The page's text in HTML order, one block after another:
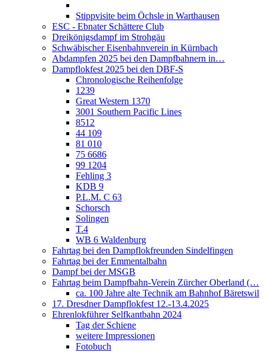
Stippvisite beim Öchsle in Warthausen
ESC - Ebnater Schättere Club
Dreikönigsdampf im Strohgäu
Schwäbischer Eisenbahnverein in Kürnbach
Abdampfen 2025 bei den Dampfbahnern in…
Dampflokfest 2025 bei den DBF-S
Chronologische Reihenfolge
1239
Great Western 1370
3001 Southern Pacific Lines
8512
44 109
81 010
75 6686
99 1204
Fehling 3
KDB 9
P.L.M. C 63
Schorsch
Solingen
T.4
WB 6 Waldenburg
Fahrtag bei den Dampflokfreunden Sindelfingen
Fahrtag bei der Emmentalbahn
Dampf bei der MSGB
Fahrtag beim Dampfbahn-Verein Zürcher Oberland (…
ca. 100 Jahre alte Technik am Bahnhof Bäretswil
17. Dresdner Dampflokfest 12.-13.4.2025
Ehrenlokführer Selfkantbahn 2024
Tag der Schiene
weitere Impressionen
Fotobuch